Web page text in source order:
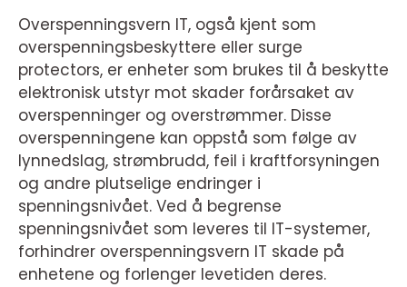
Overspenningsvern IT, også kjent som
overspenningsbeskyttere eller surge
protectors, er enheter som brukes til å beskytte
elektronisk utstyr mot skader forårsaket av
overspenninger og overstrømmer. Disse
overspenningene kan oppstå som følge av
lynnedslag, strømbrudd, feil i kraftforsyningen
og andre plutselige endringer i
spenningsnivået. Ved å begrense
spenningsnivået som leveres til IT-systemer,
forhindrer overspenningsvern IT skade på
enhetene og forlenger levetiden deres.